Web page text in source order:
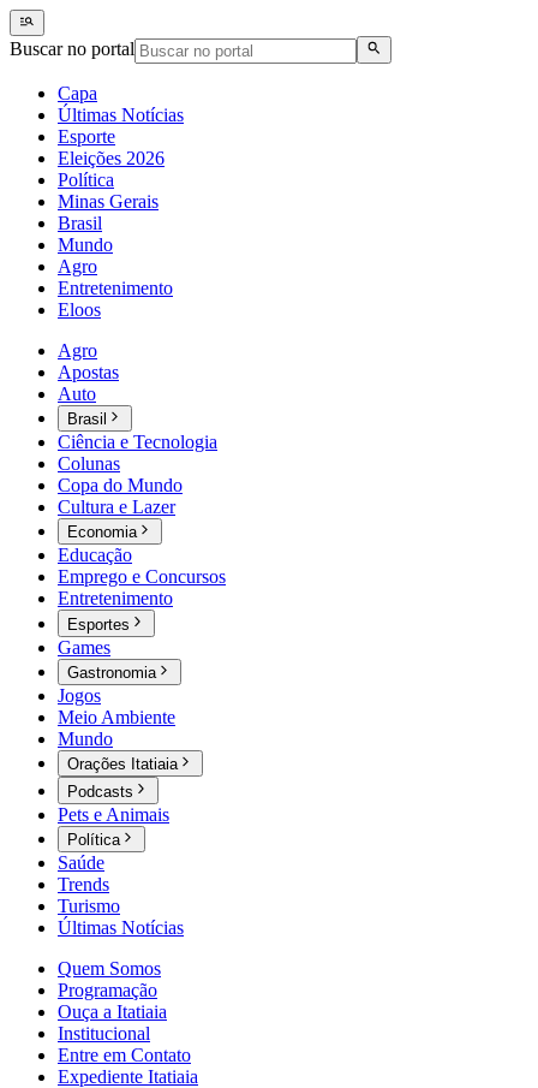
Buscar no portal
Capa
Últimas Notícias
Esporte
Eleições 2026
Política
Minas Gerais
Brasil
Mundo
Agro
Entretenimento
Eloos
Agro
Apostas
Auto
Brasil
Ciência e Tecnologia
Colunas
Copa do Mundo
Cultura e Lazer
Economia
Educação
Emprego e Concursos
Entretenimento
Esportes
Games
Gastronomia
Jogos
Meio Ambiente
Mundo
Orações Itatiaia
Podcasts
Pets e Animais
Política
Saúde
Trends
Turismo
Últimas Notícias
Quem Somos
Programação
Ouça a Itatiaia
Institucional
Entre em Contato
Expediente Itatiaia